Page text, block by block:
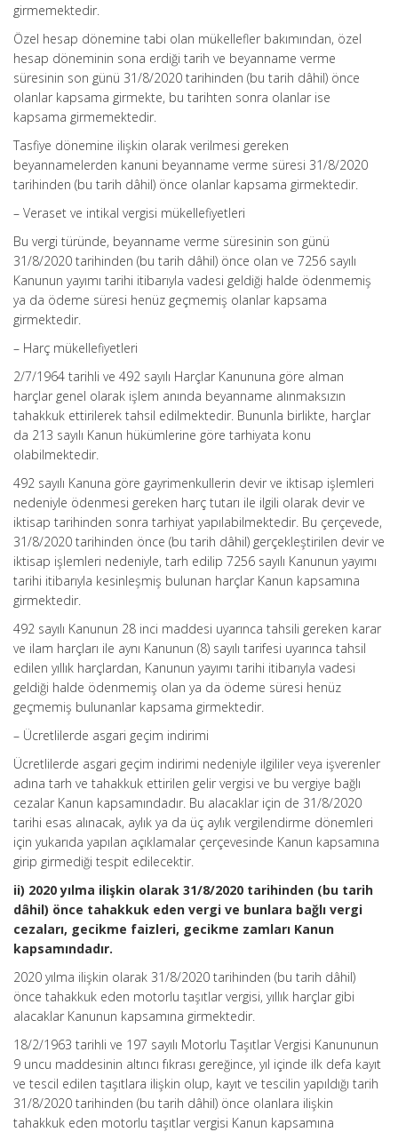
girmemektedir.
Özel hesap dönemine tabi olan mükellefler bakımından, özel
hesap döneminin sona erdiği tarih ve beyanname verme
süresinin son günü 31/8/2020 tarihinden (bu tarih dâhil) önce
olanlar kapsama girmekte, bu tarihten sonra olanlar ise
kapsama girmemektedir.
Tasfiye dönemine ilişkin olarak verilmesi gereken
beyannamelerden kanuni beyanname verme süresi 31/8/2020
tarihinden (bu tarih dâhil) önce olanlar kapsama girmektedir.
– Veraset ve intikal vergisi mükellefiyetleri
Bu vergi türünde, beyanname verme süresinin son günü
31/8/2020 tarihinden (bu tarih dâhil) önce olan ve 7256 sayılı
Kanunun yayımı tarihi itibarıyla vadesi geldiği halde ödenmemiş
ya da ödeme süresi henüz geçmemiş olanlar kapsama
girmektedir.
– Harç mükellefiyetleri
2/7/1964 tarihli ve 492 sayılı Harçlar Kanununa göre alman
harçlar genel olarak işlem anında beyanname alınmaksızın
tahakkuk ettirilerek tahsil edilmektedir. Bununla birlikte, harçlar
da 213 sayılı Kanun hükümlerine göre tarhiyata konu
olabilmektedir.
492 sayılı Kanuna göre gayrimenkullerin devir ve iktisap işlemleri
nedeniyle ödenmesi gereken harç tutarı ile ilgili olarak devir ve
iktisap tarihinden sonra tarhiyat yapılabilmektedir. Bu çerçevede,
31/8/2020 tarihinden önce (bu tarih dâhil) gerçekleştirilen devir ve
iktisap işlemleri nedeniyle, tarh edilip 7256 sayılı Kanunun yayımı
tarihi itibarıyla kesinleşmiş bulunan harçlar Kanun kapsamına
girmektedir.
492 sayılı Kanunun 28 inci maddesi uyarınca tahsili gereken karar
ve ilam harçları ile aynı Kanunun (8) sayılı tarifesi uyarınca tahsil
edilen yıllık harçlardan, Kanunun yayımı tarihi itibarıyla vadesi
geldiği halde ödenmemiş olan ya da ödeme süresi henüz
geçmemiş bulunanlar kapsama girmektedir.
– Ücretlilerde asgari geçim indirimi
Ücretlilerde asgari geçim indirimi nedeniyle ilgililer veya işverenler
adına tarh ve tahakkuk ettirilen gelir vergisi ve bu vergiye bağlı
cezalar Kanun kapsamındadır. Bu alacaklar için de 31/8/2020
tarihi esas alınacak, aylık ya da üç aylık vergilendirme dönemleri
için yukarıda yapılan açıklamalar çerçevesinde Kanun kapsamına
girip girmediği tespit edilecektir.
ii) 2020 yılma ilişkin olarak 31/8/2020 tarihinden (bu tarih
dâhil) önce tahakkuk eden vergi ve bunlara bağlı vergi
cezaları, gecikme faizleri, gecikme zamları Kanun
kapsamındadır.
2020 yılma ilişkin olarak 31/8/2020 tarihinden (bu tarih dâhil)
önce tahakkuk eden motorlu taşıtlar vergisi, yıllık harçlar gibi
alacaklar Kanunun kapsamına girmektedir.
18/2/1963 tarihli ve 197 sayılı Motorlu Taşıtlar Vergisi Kanununun
9 uncu maddesinin altıncı fıkrası gereğince, yıl içinde ilk defa kayıt
ve tescil edilen taşıtlara ilişkin olup, kayıt ve tescilin yapıldığı tarih
31/8/2020 tarihinden (bu tarih dâhil) önce olanlara ilişkin
tahakkuk eden motorlu taşıtlar vergisi Kanun kapsamına